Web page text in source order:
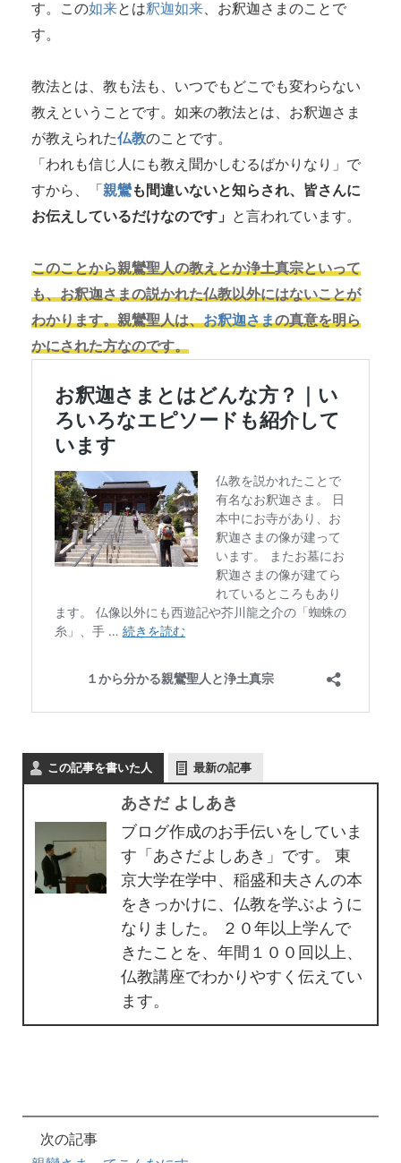
す。この如来とは釈迦如来 、お釈迦さまのことで
す。
教法とは、教も法も、いつでもどこでも変わらない
教えということです。如来の教法とは、お釈迦さま
が教えられた仏教のことです。
「われも信じ人にも教え聞かしむるばかりなり」で
すから、「 親鸞も間違いないと知らされ、皆さんに
お伝えしているだけなのです」
と言われています。
このことから親鸞聖人の教えとか浄土真宗といって
も、お釈迦さまの説かれた仏教以外にはないことが
わかります。親鸞聖人は、お釈迦さまの真意を明ら
かにされた方なのです。
この記事を書いた人 最新の記事
あさだ よしあき
ブログ作成のお手伝いをしていま
す「あさだよしあき」です。 東
京大学在学中、稲盛和夫さんの本
をきっかけに、仏教を学ぶように
なりました。 ２０年以上学んで
きたことを、年間１００回以上、
仏教講座でわかりやすく伝えてい
ます。
次の記事